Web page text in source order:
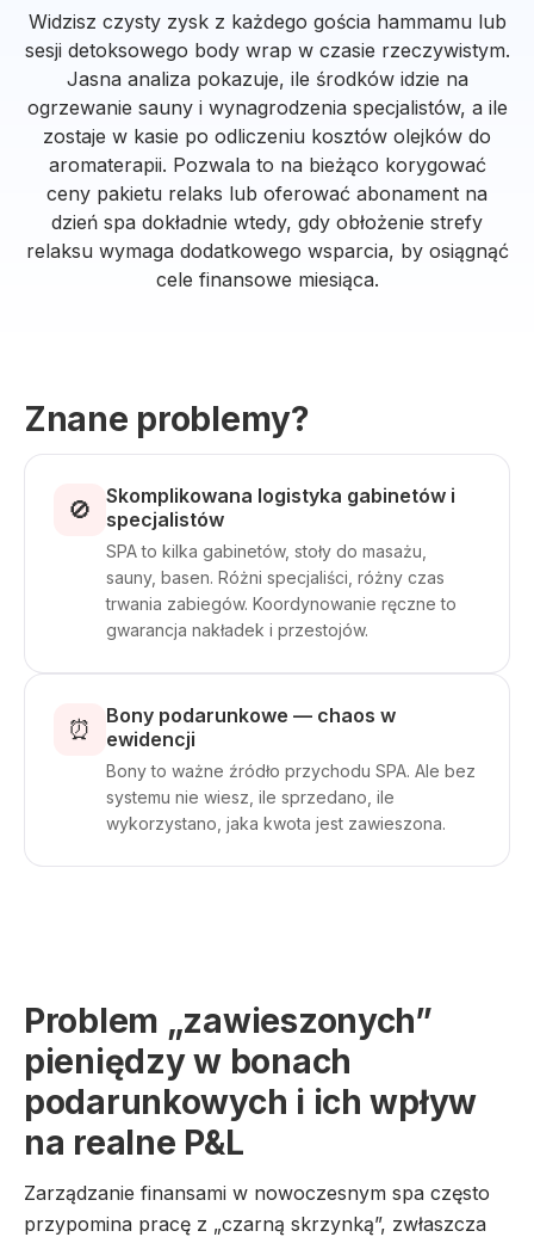
Widzisz czysty zysk z każdego gościa hammamu lub
sesji detoksowego body wrap w czasie rzeczywistym.
Jasna analiza pokazuje, ile środków idzie na
ogrzewanie sauny i wynagrodzenia specjalistów, a ile
zostaje w kasie po odliczeniu kosztów olejków do
aromaterapii. Pozwala to na bieżąco korygować
ceny pakietu relaks lub oferować abonament na
dzień spa dokładnie wtedy, gdy obłożenie strefy
relaksu wymaga dodatkowego wsparcia, by osiągnąć
cele finansowe miesiąca.
Znane problemy?
🚫
Skomplikowana logistyka gabinetów i
specjalistów
SPA to kilka gabinetów, stoły do masażu,
sauny, basen. Różni specjaliści, różny czas
trwania zabiegów. Koordynowanie ręczne to
gwarancja nakładek i przestojów.
⏰
Bony podarunkowe — chaos w
ewidencji
Bony to ważne źródło przychodu SPA. Ale bez
systemu nie wiesz, ile sprzedano, ile
wykorzystano, jaka kwota jest zawieszona.
Problem „zawieszonych”
pieniędzy w bonach
podarunkowych i ich wpływ
na realne P&L
Zarządzanie finansami w nowoczesnym spa często
przypomina pracę z „czarną skrzynką”, zwłaszcza